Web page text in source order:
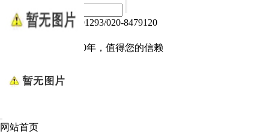
热线电话：020-84791293/020-8479120
电子产品我们做了10年，值得您的信赖
网站首页